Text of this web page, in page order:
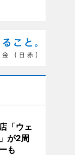
「ウェ
が2周
も